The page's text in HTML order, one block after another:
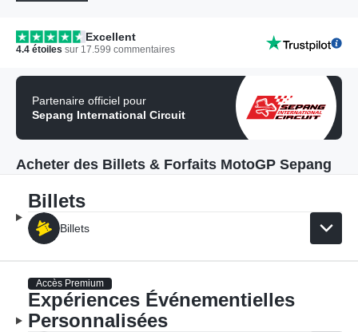
Excellent
4.4 étoiles sur 17.599 commentaires
Partenaire officiel pour
Sepang International Circuit
Acheter des Billets & Forfaits MotoGP Sepang
Billets
Billets
Accès Premium
Expériences Événementielles
Personnalisées